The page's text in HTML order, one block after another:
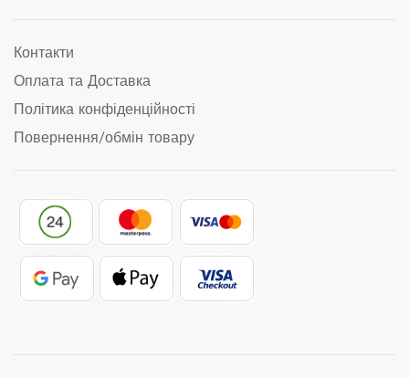
Контакти
Оплата та Доставка
Політика конфіденційності
Повернення/обмін товару